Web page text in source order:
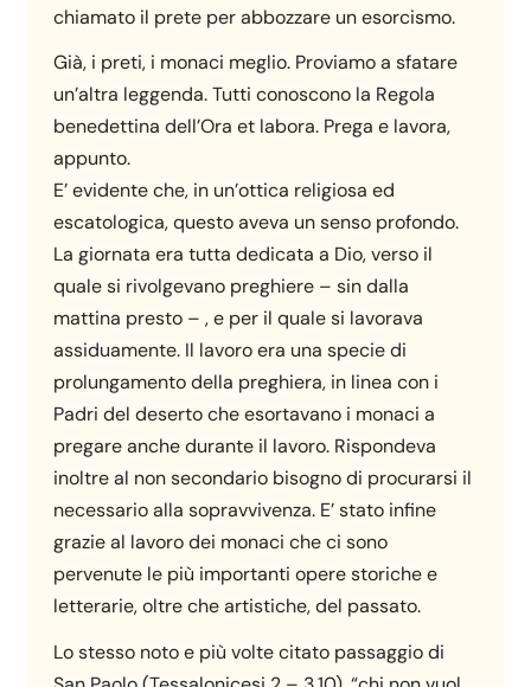
chiamato il prete per abbozzare un esorcismo.
Già, i preti, i monaci meglio. Proviamo a sfatare
un’altra leggenda. Tutti conoscono la Regola
benedettina dell’Ora et labora. Prega e lavora,
appunto.
E’ evidente che, in un’ottica religiosa ed
escatologica, questo aveva un senso profondo.
La giornata era tutta dedicata a Dio, verso il
quale si rivolgevano preghiere – sin dalla
mattina presto – , e per il quale si lavorava
assiduamente. Il lavoro era una specie di
prolungamento della preghiera, in linea con i
Padri del deserto che esortavano i monaci a
pregare anche durante il lavoro. Rispondeva
inoltre al non secondario bisogno di procurarsi il
necessario alla sopravvivenza. E’ stato infine
grazie al lavoro dei monaci che ci sono
pervenute le più importanti opere storiche e
letterarie, oltre che artistiche, del passato.
Lo stesso noto e più volte citato passaggio di